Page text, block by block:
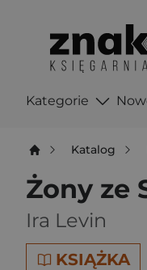
Kategorie
Katalog
Żony ze
Ira Levin
KSIĄŻKA